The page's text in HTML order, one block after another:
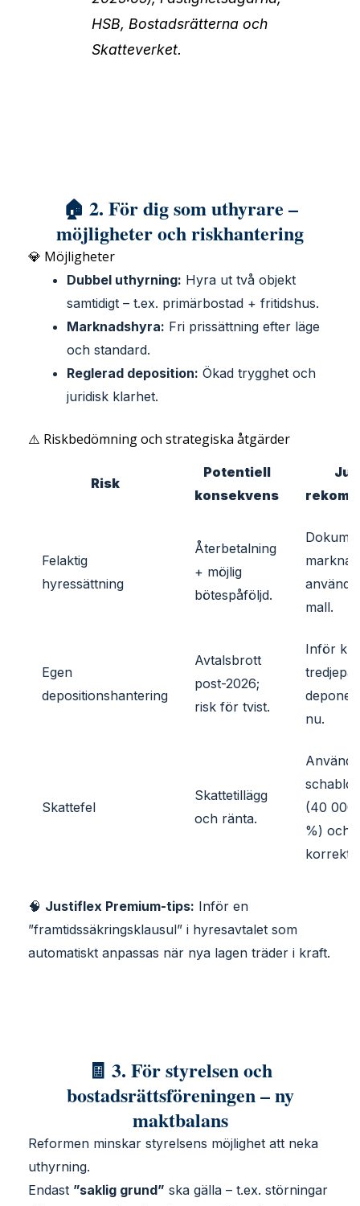
HSB, Bostadsrätterna och
Skatteverket.
🏠 2. För dig som uthyrare –
möjligheter och riskhantering
💎 Möjligheter
Dubbel uthyrning: Hyra ut två objekt
samtidigt – t.ex. primärbostad + fritidshus.
Marknadshyra: Fri prissättning efter läge
och standard.
Reglerad deposition: Ökad trygghet och
juridisk klarhet.
⚠️ Riskbedömning och strategiska åtgärder
Risk
Potentiell
konsekvens
Felaktig
hyressättning
Återbetalning
+ möjlig
bötespåföljd.
använd
mall.
Egen
depositionshantering
Avtalsbrott
post-2026;
risk för tvist.
Inför
nu.
Skattefel
Skattetillägg
och ränta.
Använd
(40 000
%) och
korrekt.
🧠 Justiflex Premium-tips: Inför en
”framtidssäkringsklausul” i hyresavtalet som
automatiskt anpassas när nya lagen träder i kraft.
🧾 3. För styrelsen och
bostadsrättsföreningen – ny
maktbalans
Reformen minskar styrelsens möjlighet att neka
uthyrning.
Endast ”saklig grund” ska gälla – t.ex. störningar